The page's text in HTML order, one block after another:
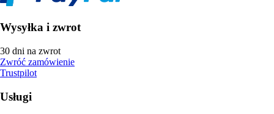
Wysyłka i zwrot
30 dni na zwrot
Zwróć zamówienie
Trustpilot
Usługi